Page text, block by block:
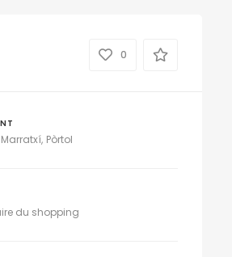
0
Marratxí Pòrtol
du shopping